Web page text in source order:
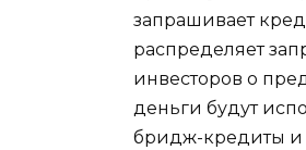
запрашивает
распределяет
инвесторов о
деньги будут
бридж-кредиты и